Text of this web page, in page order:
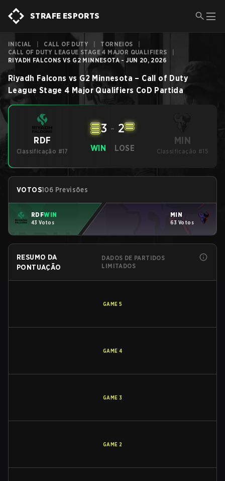
STRAFE ESPORTS
INICIAL CALL OF DUTY TORNEIOS
CALL OF DUTY LEAGUE STAGE 4 MAJOR QUALIFIERS
RIYADH FALCONS VS G2 MINNESOTA - JUN 20, 2026
Riyadh Falcons vs G2 Minnesota – Call of Duty
League Stage 4 Major Qualifiers CoD Partida
RDF
Classificação #17 WIN
3 - 2
LOSE
MIN
Classificação #15
VOTOS106 Previsões
RDFWIN
43 Votos
MIN
63 Votos
RESUMO DA
PONTUAÇÃO
DADOS DE PARTIDOS
LIMITADOS
GAME 5
GAME 4
GAME 3
GAME 2